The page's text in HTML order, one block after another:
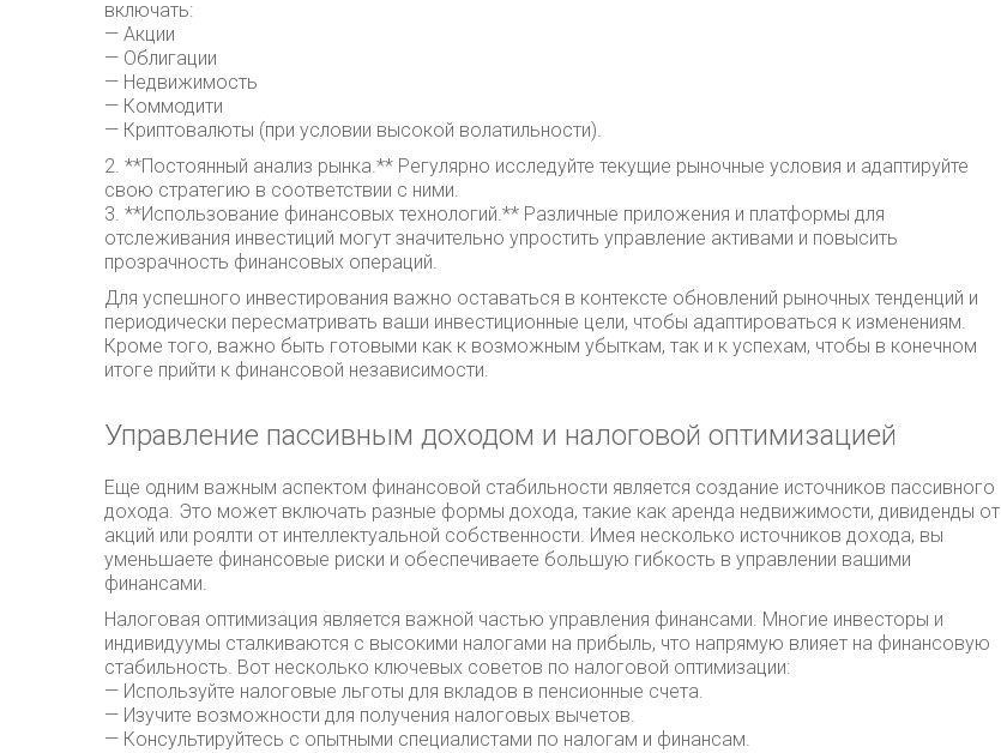
включать:
— Акции
— Облигации
— Недвижимость
— Коммодити
— Криптовалюты (при условии высокой волатильности).
2. **Постоянный анализ рынка.** Регулярно исследуйте текущие рыночные условия и адаптируйте
свою стратегию в соответствии с ними.
3. **Использование финансовых технологий.** Различные приложения и платформы для
отслеживания инвестиций могут значительно упростить управление активами и повысить
прозрачность финансовых операций.
Для успешного инвестирования важно оставаться в контексте обновлений рыночных тенденций и
периодически пересматривать ваши инвестиционные цели, чтобы адаптироваться к изменениям.
Кроме того, важно быть готовыми как к возможным убыткам, так и к успехам, чтобы в конечном
итоге прийти к финансовой независимости.
Управление пассивным доходом и налоговой оптимизацией
Еще одним важным аспектом финансовой стабильности является создание источников пассивного
дохода. Это может включать разные формы дохода, такие как аренда недвижимости, дивиденды от
акций или роялти от интеллектуальной собственности. Имея несколько источников дохода, вы
уменьшаете финансовые риски и обеспечиваете большую гибкость в управлении вашими
финансами.
Налоговая оптимизация является важной частью управления финансами. Многие инвесторы и
индивидуумы сталкиваются с высокими налогами на прибыль, что напрямую влияет на финансовую
стабильность. Вот несколько ключевых советов по налоговой оптимизации:
— Используйте налоговые льготы для вкладов в пенсионные счета.
— Изучите возможности для получения налоговых вычетов.
— Консультируйтесь с опытными специалистами по налогам и финансам.